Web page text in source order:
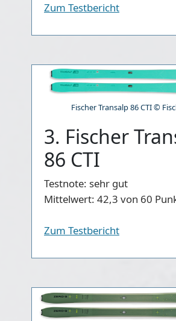
Zum Testbericht
Fischer Transalp 86 CTI ©
3. Fischer
86 CTI
Testnote: sehr gut
Mittelwert: 42,3 von 60
Zum Testbericht